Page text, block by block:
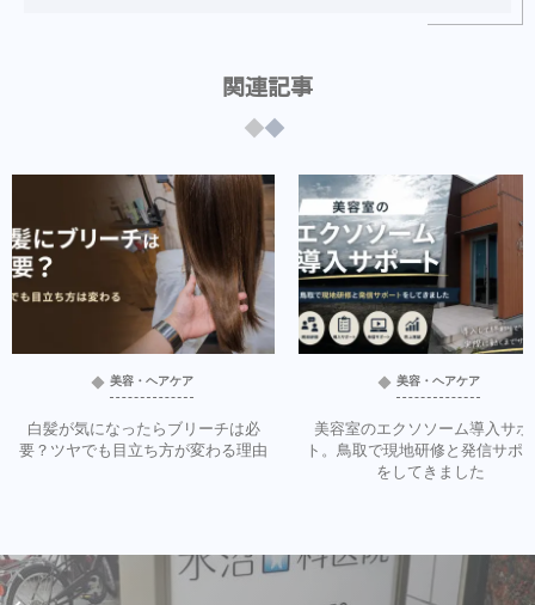
関連記事
美容・ヘアケア
白髪が気になったらブリーチは必
要？ツヤでも目立ち方が変わる理由
美容・ヘアケア
美容室のエクソソーム導入サポ
ト。鳥取で現地研修と発信サポ
をしてきました